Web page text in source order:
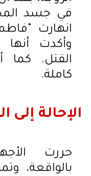
في جسد
انهارت
وأكدت
القتل. كما
كاملة.
الإحالة إلى
حررت
بالواقعة،